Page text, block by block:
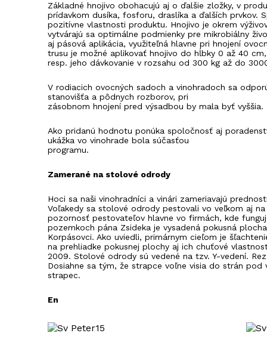
Základné hnojivo obohacujú aj o ďalšie zložky, v
prídavkom dusíka, fosforu, draslíka a ďalších prvkov.
pozitívne vlastnosti produktu. Hnojivo je okrem
vytvárajú sa optimálne podmienky pre mikrobiálny
aj pásová aplikácia, využiteľná hlavne pri hnojení
trusu je možné aplikovať hnojivo do hĺbky 0 až 40
resp. jeho dávkovanie v rozsahu od 300 kg až do
V rodiacich ovocných sadoch a vinohradoch sa
stanovišťa a pôdnych rozborov, pri
zásobnom hnojení pred výsadbou by mala byť vyššia.
Ako pridanú hodnotu ponúka spoločnosť aj
ukážka vo vinohrade bola súčasťou
programu.
Zamerané na stolové odrody
Hoci sa naši vinohradníci a vinári zameriavajú
Voľakedy sa stolové odrody pestovali vo veľkom aj
pozornosť pestovateľov hlavne vo firmách, kde
pozemkoch pána Zsideka je vysadená pokusná
Korpásovci. Ako uviedli, primárnym cieľom je
na prehliadke pokusnej plochy aj ich chuťové
2009. Stolové odrody sú vedené na tzv. Y-vedení.
Dosiahne sa tým, že strapce voľne visia do strán
strapec.
En